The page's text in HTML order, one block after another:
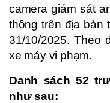
camera giám sát
thông trên địa bàn
31/10/2025. Theo
xe máy vi phạm.
Danh sách 52
như sau: